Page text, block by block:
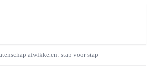
afwikkelen: stap voor stap